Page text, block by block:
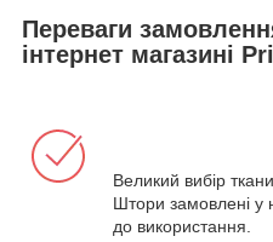
Переваги
інтернет магазині
Великий вибір
Штори замовлені у
до використання.